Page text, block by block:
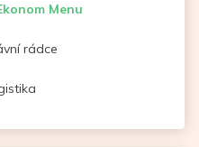
Menu
rádce